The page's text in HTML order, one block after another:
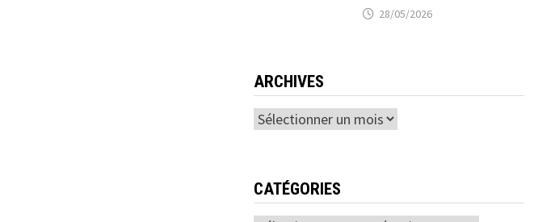
28/05/2026
ARCHIVES
Archives
CATÉGORIES